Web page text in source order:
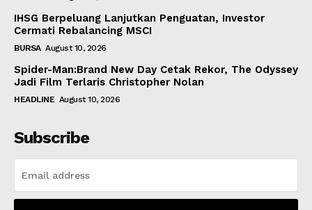
IHSG Berpeluang Lanjutkan Penguatan, Investor
Cermati Rebalancing MSCI
BURSA August 10, 2026
Spider-Man:Brand New Day Cetak Rekor, The Odyssey
Jadi Film Terlaris Christopher Nolan
HEADLINE August 10, 2026
Subscribe